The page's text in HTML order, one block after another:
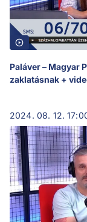
Paláver – Magyar
zaklatásnak +
2024. 08. 12.